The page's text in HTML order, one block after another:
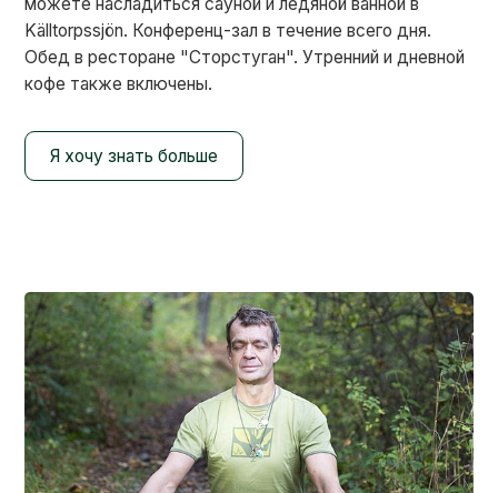
Källtorpssjön. Конференц-зал в течение всего дня.
Обед в ресторане "Сторстуган". Утренний и дневной
кофе также включены.
Я хочу знать больше